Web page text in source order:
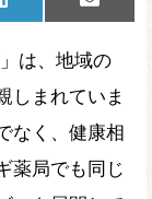
Share
on
LinkedIn
Share
on
Email
は、地域の
しまれていま
なく、健康相
薬局でも同じ